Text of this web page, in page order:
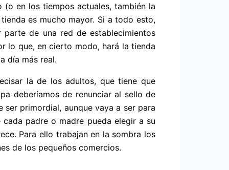
en los tiempos actuales, también la
es mucho mayor. Si a todo esto,
de una red de establecimientos
lo que, en cierto modo, hará la tienda
día más real.
la de los adultos, que tiene que
deberíamos de renunciar al sello de
primordial, aunque vaya a ser para
padre o madre pueda elegir a su
Para ello trabajan en la sombra los
de los pequeños comercios.